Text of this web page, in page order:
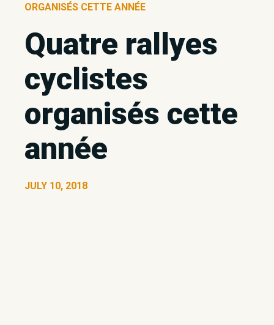
ORGANISÉS CETTE ANNÉE
Quatre rallyes
cyclistes
organisés cette
année
JULY 10, 2018